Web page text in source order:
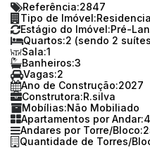
2 vagas de
Piso em
Churrasqueira a
Sacada ampla
🏗️Infraestrutura de
Referência:2847
Tipo de Imóvel:
Estágio do Imóvel:Pré-
Quartos:2 (sendo 2
Sala:1
Banheiros:3
Vagas:2
Ano de Construção:2027
Construtora:R.silva
Mobílias:Não Mobiliado
Apartamentos por Andar:4
Andares por Torre/Bloco:
Quantidade de Torres/